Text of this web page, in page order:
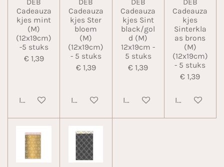
DEB
Cadeauza
kjes mint
(M)
(12x19cm)
-5 stuks
€ 1,39
In winkelwagen
DEB
Cadeauza
kjes Ster
bloem
(M)
(12x19cm)
- 5 stuks
€ 1,39
In winkelwagen
DEB
Cadeauza
kjes Sint
black/gol
d (M)
12x19cm -
5 stuks
€ 1,39
In winkelwagen
DEB
Cadeauza
kjes
Sinterkla
as brons
(M)
(12x19cm)
- 5 stuks
€ 1,39
In